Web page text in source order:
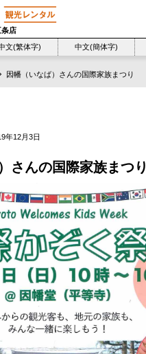
条店
文(繁体字) 中文(簡体字)
因幡（いなば）さんの国際家族まつり
年12月3日
さんの国際家族まつり